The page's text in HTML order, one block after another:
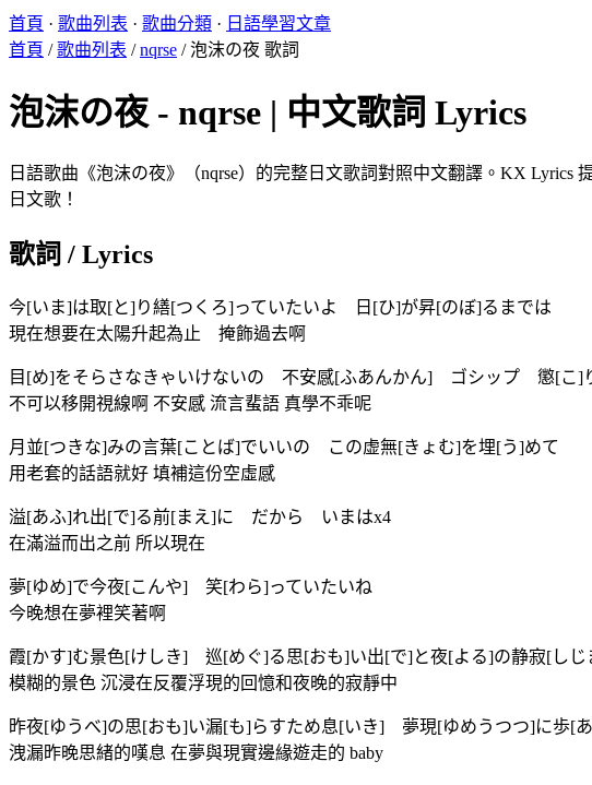
首頁 · 歌曲列表 · 歌曲分類 · 日語學習文章
首頁 /歌曲列表 /nqrse /泡沫の夜 歌詞
泡沫の夜 - nqrse | 中文歌詞 Lyrics
日語歌曲《泡沫の夜》（nqrse）的完整日文歌詞對照中文翻譯。KX
日文歌！
歌詞 / Lyrics
今[いま]は取[と]り繕[つくろ]っていたいよ 日[ひ]が昇[のぼ]るまでは
現在想要在太陽升起為止 掩飾過去啊
目[め]をそらさなきゃいけないの 不安感[ふあんかん] ゴシップ 懲[こ]
不可以移開視線啊 不安感 流言蜚語 真學不乖呢
月並[つきな]みの言葉[ことば]でいいの この虚無[きょむ]を埋[う]めて
用老套的話語就好 填補這份空虛感
溢[あふ]れ出[で]る前[まえ]に だから いまはx4
在滿溢而出之前 所以現在
夢[ゆめ]で今夜[こんや] 笑[わら]っていたいね
今晚想在夢裡笑著啊
霞[かす]む景色[けしき] 巡[めぐ]る思[おも]い出[で]と夜[よる]の静寂[しじ
模糊的景色 沉浸在反覆浮現的回憶和夜晚的寂靜中
昨夜[ゆうべ]の思[おも]い漏[も]らすため息[いき] 夢現[ゆめうつつ]に歩[
洩漏昨晚思緒的嘆息 在夢與現實邊緣遊走的 baby